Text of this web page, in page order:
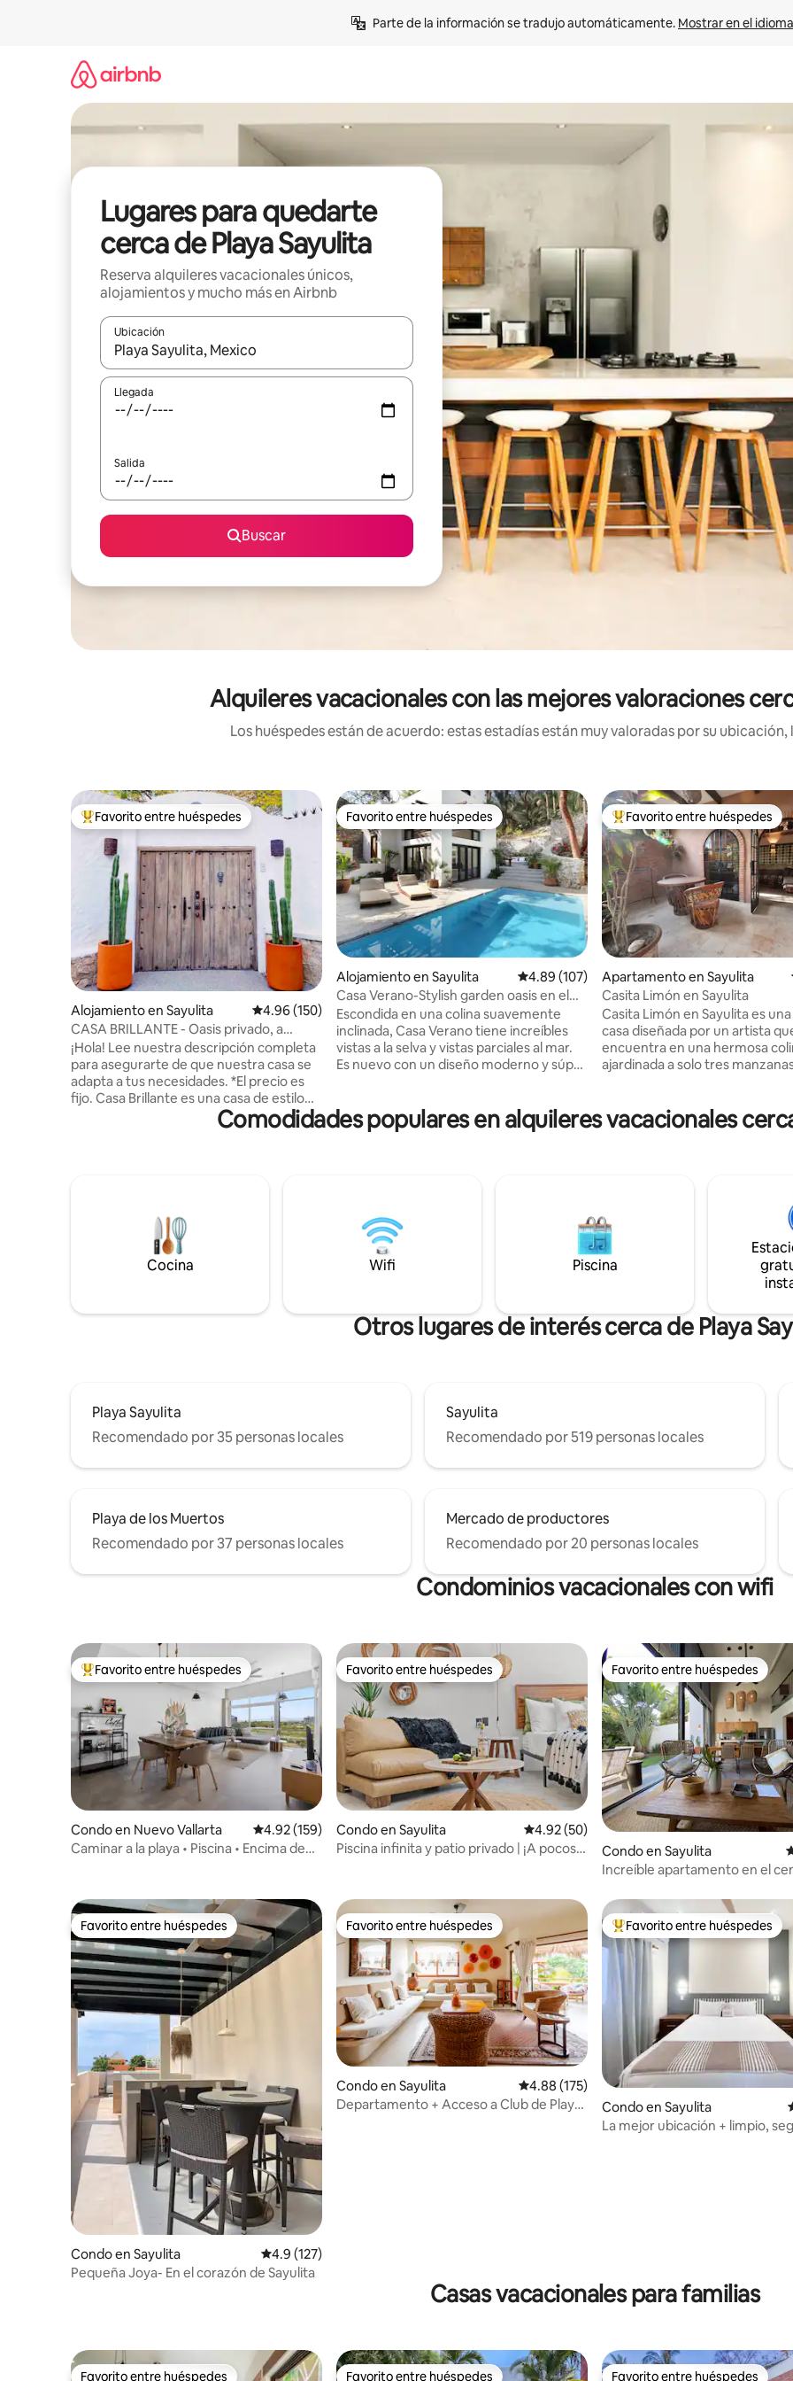
Parte de la información se tradujo automáticamente. Mostrar en el
Lugares para quedarte
cerca de Playa Sayulita
Reserva alquileres vacacionales únicos,
alojamientos y mucho más en Airbnb
Ubicación
Cuando los resultados estén disponibles, navega con las teclas de flecha hacia arriba y hacia abajo o explora con el
Llegada
Salida
Buscar
Alquileres vacacionales con las mejores valoraciones
Los huéspedes están de acuerdo: estas estadías están muy valoradas por su
Favorito entre huéspedes preferido
Favorito entre huéspedes
Alojamiento en Sayulita Calificación promedio: 4.96 de 5, 150 reseñas
4.96 (150)
CASA BRILLANTE - Oasis privado, a
manzana de la plaza
¡Hola! Lee nuestra descripción completa
para asegurarte de que nuestra casa se
adapta a tus necesidades. *El precio es
fijo. Casa Brillante es una casa de estilo
español moderna y elegante ubicada a
una manzana de la plaza. Una azotea con
llena de espacios abiertos brillantes,
paisajismo tropical y diseño que presta
atención a los detalles, dando a esta casa
una sensación de lujo. *Todas las fiestas
Favorito entre huéspedes
Favorito entre huéspedes
Alojamiento en Sayulita Calificación promedio: 4.89 de 5, 107 reseñas
4.89 (107)
Casa Verano-Stylish garden oasis en el
lado norte
Escondida en una colina suavemente
inclinada, Casa Verano tiene increíbles
vistas a la selva y vistas parciales al mar.
Es nuevo con un diseño moderno y súper
baño completo, camas king size y aire
acondicionado. Piscina climatizada. Sala
¡Es difícil encontrarlo en la concurrida
Sayulita en estos días!...Nota: que hay
obras en los alrededores
Favorito entre huéspedes
Favorito entre huéspedes
Apartamento en Sayulita
Casita Limón en Sayulita
Casita Limón en Sayulita es
casa diseñada por un artista
encuentra en una hermosa
ajardinada a solo tres
totalmente amueblada con
terraza, disfrutarás del oasis de
(sala de estar al aire libre con
excelentes vistas a la selva y a la
Comodidades populares en alquileres vacacionales
Cocina Wifi Piscina
Otros lugares de interés cerca de Playa
Playa Sayulita
Recomendado por 35 personas locales
Sayulita
Recomendado por 519 personas locales
Playa de los Muertos
Recomendado por 37 personas locales
Mercado de productores
Recomendado por 20 personas locales
Condominios vacacionales con wifi
Favorito entre huéspedes preferido
Favorito entre huéspedes
Condo en Nuevo Vallarta Calificación promedio: 4.92 de 5, 159 reseñas
4.92 (159)
Caminar a la playa • Piscina • Encima de
Favorito entre huéspedes
Favorito entre huéspedes
Condo en Sayulita Calificación promedio: 4.92 de 5, 50 reseñas
4.92 (50)
Piscina infinita y patio privado | ¡A pocos
Favorito entre huéspedes
Favorito entre huéspedes
Condo en Sayulita
Increíble apartamento en el
Favorito entre huéspedes
Favorito entre huéspedes
Condo en Sayulita Calificación promedio: 4.9 de 5, 127 reseñas
4.9 (127)
Pequeña Joya- En el corazón de Sayulita
Favorito entre huéspedes
Favorito entre huéspedes
Condo en Sayulita Calificación promedio: 4.88 de 5, 175 reseñas
4.88 (175)
Departamento + Acceso a Club de Playa
Favorito entre huéspedes
Favorito entre huéspedes
Condo en Sayulita
La mejor ubicación + limpio,
Casas vacacionales para familias
Favorito entre huéspedes Favorito entre huéspedes Favorito entre huéspedes